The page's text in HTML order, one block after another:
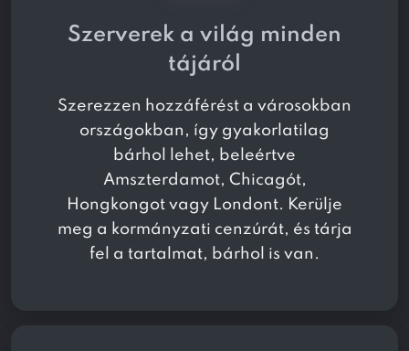
Szerverek a világ minden
tájáról
Szerezzen hozzáférést a városokban
országokban, így gyakorlatilag
bárhol lehet, beleértve
Amszterdamot, Chicagót,
Hongkongot vagy Londont. Kerülje
meg a kormányzati cenzúrát, és tárja
fel a tartalmat, bárhol is van.